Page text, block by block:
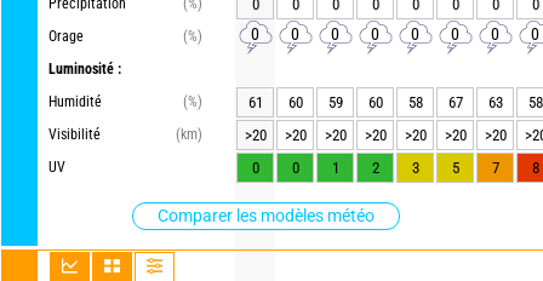
Précipitation
(%)
Orage
(%)
Luminosité :
Humidité
(%)
Visibilité
(km)
UV
Comparer les modèles météo
0 0 0 0 0 0 0 0
0 0 0 0 0 0 0 0
61 60 59 60 58 67 63
58
>20
>20 >20 >20 >20 >20 >20
0
0 1 2 3 5 7 8